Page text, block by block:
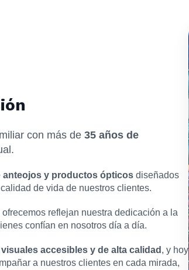
con más de 35 años de
anteojos y productos ópticos diseñados
de vida de nuestros clientes.
reflejan nuestra dedicación a la
confían en nosotros día a día.
accesibles y de alta calidad , y hoy
a nuestros clientes en cada mirada,